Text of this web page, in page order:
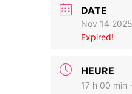
DATE
Nov 14 2025
Expired!
HEURE
17 h 00 min